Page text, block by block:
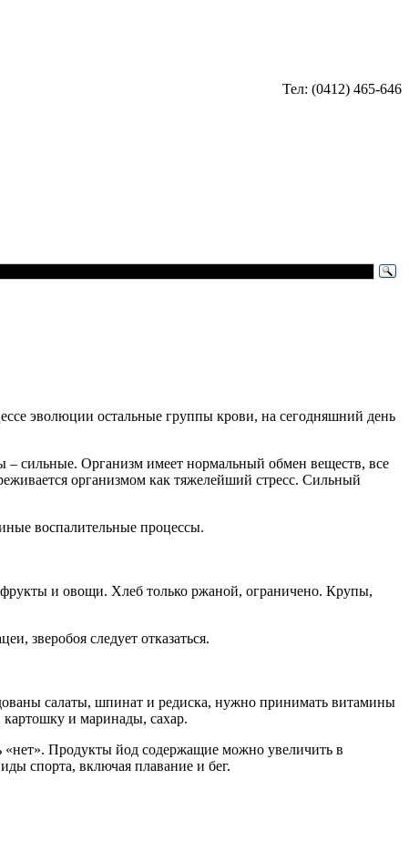
Тел: (0412) 465-646
эволюции остальные группы крови, на сегодняшний день
– сильные. Организм имеет нормальный обмен веществ, все
организмом как тяжелейший стресс. Сильный
воспалительные процессы.
и овощи. Хлеб только ржаной, ограничено. Крупы,
зверобоя следует отказаться.
салаты, шпинат и редиска, нужно принимать витамины
и маринады, сахар.
Продукты йод содержащие можно увеличить в
спорта, включая плавание и бег.